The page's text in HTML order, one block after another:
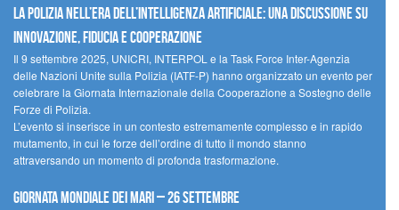
La polizia nell’era dell’Intelligenza Artificiale: una discussione su
innovazione, fiducia e cooperazione
Il 9 settembre 2025, UNICRI, INTERPOL e la Task Force Inter-Agenzia
delle Nazioni Unite sulla Polizia (IATF-P) hanno organizzato un evento per
celebrare la Giornata Internazionale della Cooperazione a Sostegno delle
Forze di Polizia.
L’evento si inserisce in un contesto estremamente complesso e in rapido
mutamento, in cui le forze dell’ordine di tutto il mondo stanno
attraversando un momento di profonda trasformazione.
Giornata Mondiale dei Mari – 26 settembre